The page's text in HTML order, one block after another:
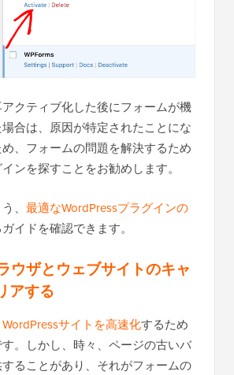
クティブ化した後にフォームが機
合は、原因が特定されたことにな
、フォームの問題を解決するため
ンを探すことをお勧めします。
、 最適なWordPressプラグインの
イドを確認できます。
ウザとウェブサイトのキャ
アする
WordPressサイトを高速化するため
。しかし、時々、ページの古いバ
ることがあり、それがフォームの